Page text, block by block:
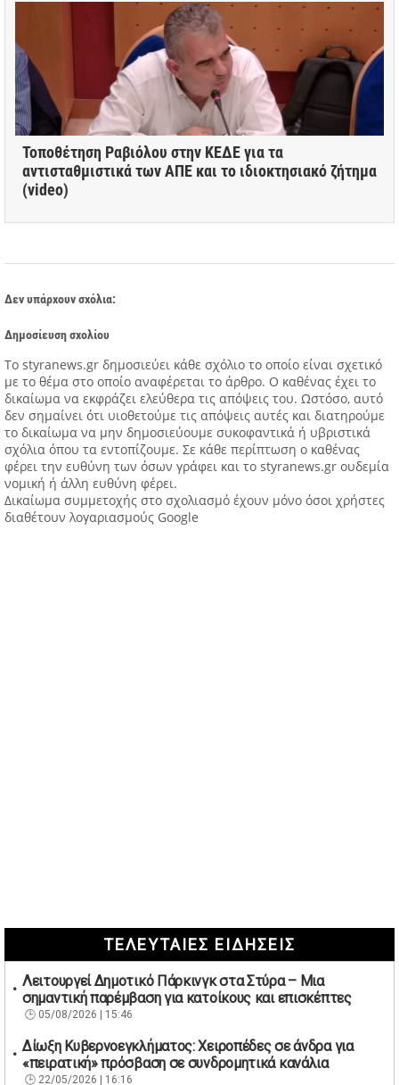
Τοποθέτηση Ραβιόλου στην ΚΕΔΕ για τα
αντισταθμιστικά των ΑΠΕ και το ιδιοκτησιακό ζήτημα
(video)
Δεν υπάρχουν σχόλια:
Δημοσίευση σχολίου
Tο styranews.gr δημοσιεύει κάθε σχόλιο το οποίο είναι σχετικό
με το θέμα στο οποίο αναφέρεται το άρθρο. Ο καθένας έχει το
δικαίωμα να εκφράζει ελεύθερα τις απόψεις του. Ωστόσο, αυτό
δεν σημαίνει ότι υιοθετούμε τις απόψεις αυτές και διατηρούμε
το δικαίωμα να μην δημοσιεύουμε συκοφαντικά ή υβριστικά
σχόλια όπου τα εντοπίζουμε. Σε κάθε περίπτωση ο καθένας
φέρει την ευθύνη των όσων γράφει και το styranews.gr ουδεμία
νομική ή άλλη ευθύνη φέρει.
Δικαίωμα συμμετοχής στο σχολιασμό έχουν μόνο όσοι χρήστες
διαθέτουν λογαριασμούς Google
ΤΕΛΕΥΤΑΙΕΣ ΕΙΔΗΣΕΙΣ
Λειτουργεί Δημοτικό Πάρκινγκ στα Στύρα – Μια
σημαντική παρέμβαση για κατοίκους και επισκέπτες
05/08/2026 | 15:46
Δίωξη Κυβερνοεγκλήματος: Χειροπέδες σε άνδρα για
«πειρατική» πρόσβαση σε συνδρομητικά κανάλια
22/05/2026 | 16:16